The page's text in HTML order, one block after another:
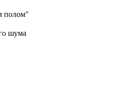
полом"
шума